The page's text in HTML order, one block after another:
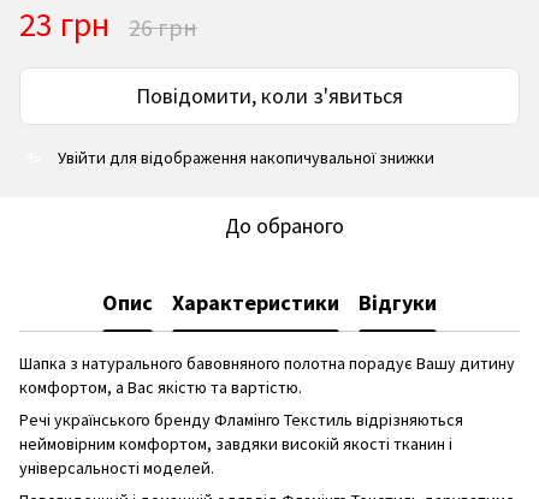
23 грн 26 грн
Повідомити, коли з'явиться
Увійти для відображення накопичувальної знижки
До обраного
Опис Характеристики Відгуки
Шапка з натурального бавовняного полотна порадує Вашу дитину
комфортом, а Вас якістю та вартістю.
Речі українського бренду Фламінго Текстиль відрізняються
неймовірним комфортом, завдяки високій якості тканин і
універсальності моделей.